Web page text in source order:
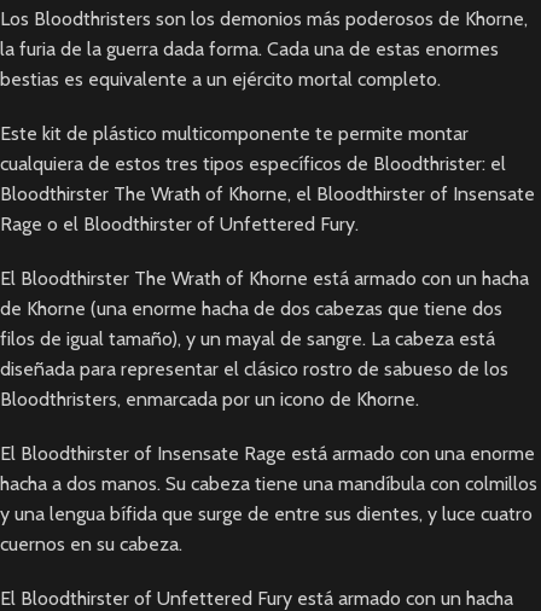
Los Bloodthristers son los demonios más poderosos de Khorne,
la furia de la guerra dada forma. Cada una de estas enormes
bestias es equivalente a un ejército mortal completo.
Este kit de plástico multicomponente te permite montar
cualquiera de estos tres tipos específicos de Bloodthrister: el
Bloodthirster The Wrath of Khorne, el Bloodthirster of Insensate
Rage o el Bloodthirster of Unfettered Fury.
El Bloodthirster The Wrath of Khorne está armado con un hacha
de Khorne (una enorme hacha de dos cabezas que tiene dos
filos de igual tamaño), y un mayal de sangre. La cabeza está
diseñada para representar el clásico rostro de sabueso de los
Bloodthristers, enmarcada por un icono de Khorne.
El Bloodthirster of Insensate Rage está armado con una enorme
hacha a dos manos. Su cabeza tiene una mandíbula con colmillos
y una lengua bífida que surge de entre sus dientes, y luce cuatro
cuernos en su cabeza.
El Bloodthirster of Unfettered Fury está armado con un hacha